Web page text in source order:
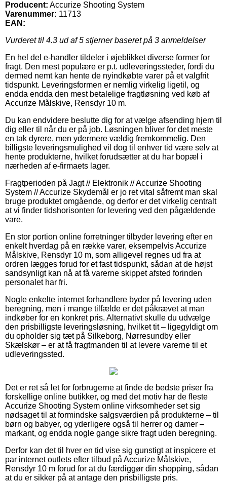
Producent: Accurize Shooting System
Varenummer: 11713
EAN:
Vurderet til 4.3 ud af 5 stjerner baseret på 3 anmeldelser
En hel del e-handler tildeler i øjeblikket diverse former for
fragt. Den mest populære er p.t. udleveringssteder, fordi du
dermed nemt kan hente de nyindkøbte varer på et valgfrit
tidspunkt. Leveringsformen er nemlig virkelig ligetil, og
endda endda den mest betalelige fragtløsning ved køb af
Accurize Målskive, Rensdyr 10 m.
Du kan endvidere beslutte dig for at vælge afsending hjem til
dig eller til når du er på job. Løsningen bliver for det meste
en tak dyrere, men ydermere vældig fremkommelig. Den
billigste leveringsmulighed vil dog til enhver tid være selv at
hente produkterne, hvilket forudsætter at du har bopæl i
nærheden af e-firmaets lager.
Fragtperioden på Jagt // Elektronik // Accurize Shooting
System // Accurize Skydemål er jo ret vital såfremt man skal
bruge produktet omgående, og derfor er det virkelig centralt
at vi finder tidshorisonten for levering ved den pågældende
vare.
En stor portion online forretninger tilbyder levering efter en
enkelt hverdag på en række varer, eksempelvis Accurize
Målskive, Rensdyr 10 m, som alligevel regnes ud fra at
ordren lægges forud for et fast tidspunkt, sådan at de højst
sandsynligt kan nå at få varerne skippet afsted forinden
personalet har fri.
Nogle enkelte internet forhandlere byder på levering uden
beregning, men i mange tilfælde er det påkrævet at man
indkøber for en konkret pris. Alternativt skulle du udvælge
den prisbilligste leveringsløsning, hvilket tit – ligegyldigt om
du opholder sig tæt på Silkeborg, Nørresundby eller
Skælskør – er at få fragtmanden til at levere varerne til et
udleveringssted.
Det er ret så let for forbrugerne at finde de bedste priser fra
forskellige online butikker, og med det motiv har de fleste
Accurize Shooting System online virksomheder set sig
nødsaget til at formindske salgsværdien på produkterne – til
børn og babyer, og yderligere også til herrer og damer –
markant, og endda nogle gange sikre fragt uden beregning.
Derfor kan det til hver en tid vise sig gunstigt at inspicere et
par internet outlets efter tilbud på Accurize Målskive,
Rensdyr 10 m forud for at du færdiggør din shopping, sådan
at du er sikker på at antage den prisbilligste pris.